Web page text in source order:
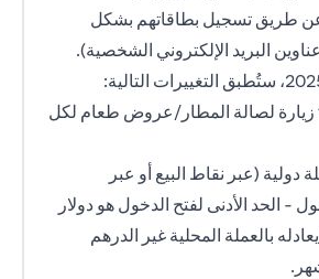
طريق تسجيل بطاقاتهم بشكل
البريد الإلكتروني الشخصية).
يُطبق حد أقصى 14 زيارة لصالة المطار/عروض طعام لكل
دولية (عبر نقاط البيع أو عبر
- الحد الأدنى لفتح الدخول هو دولار
بالعملة المحلية غير الدرهم